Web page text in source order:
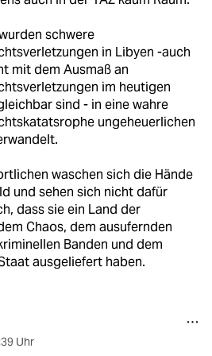
schwere
in Libyen -auch
mit dem Ausmaß an
im heutigen
sind - in eine wahre
ungeheuerlichen
waschen sich die Hände
und sehen sich nicht dafür
dass sie ein Land der
Chaos, dem ausufernden
Banden und dem
ausgeliefert haben.
Uhr